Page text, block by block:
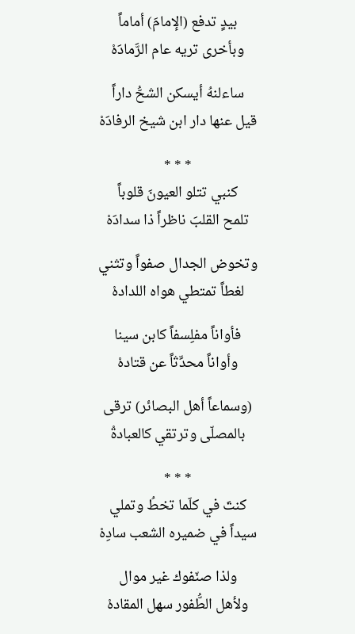
بيدٍ تدفع (الإمامَ) أماماً
وبأخرى تريه عام الرَّمادَهْ
ساءلنهُ أيسكن الشحُّ داراً
قيل عنها دار ابن شيخ الرفادَهْ
* * *
كنبي تتلو العيونَ قلوباً
تلمح القلبَ ناظراً ذا سدادَهْ
وتخوض الجدال صفواً وتثني
لغطاً تمتطي هواه اللدادهْ
فأواناً مفلِسفاً كابن سينا
وأواناً محدِّثاً عن قتادهْ
(وسماعاً أهل البصائر) ترقى
بالمصلّى وترتقي كالعبادةْ
* * *
كنتَ في كلّما تخطُ وتملي
سيداً في ضميره الشعب سادِهْ
ولذا صنّفوك غير موال
ولأهل الطُّفور سهل المقادهْ